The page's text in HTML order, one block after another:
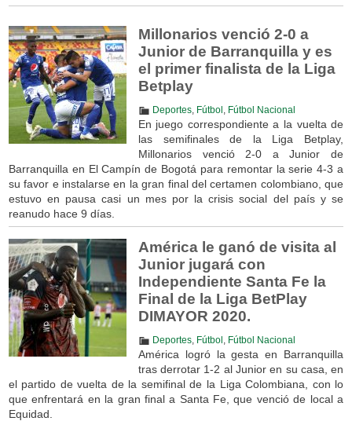
Millonarios venció 2-0 a
Junior de Barranquilla y es
el primer finalista de la Liga
Betplay
Deportes, Fútbol Fútbol Nacional
En juego correspondiente a la vuelta de
las semifinales de la Liga Betplay,
Millonarios venció 2-0 a Junior de
Barranquilla en El Campín de Bogotá para remontar la serie 4-3 a
su favor e instalarse en la gran final del certamen colombiano, que
estuvo en pausa casi un mes por la crisis social del país y se
reanudo hace 9 días.
América le ganó de visita al
Junior jugará con
Independiente Santa Fe la
Final de la Liga BetPlay
DIMAYOR 2020.
Deportes, Fútbol Fútbol Nacional
América logró la gesta en Barranquilla
tras derrotar 1-2 al Junior en su casa, en
el partido de vuelta de la semifinal de la Liga Colombiana, con lo
que enfrentará en la gran final a Santa Fe, que venció de local a
Equidad.